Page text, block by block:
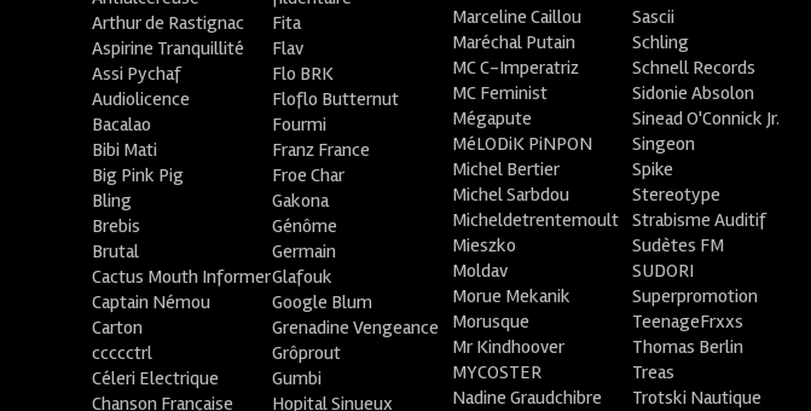
Arthur de Rastignac
Aspirine Tranquillité
Assi Pychaf
Audiolicence
Bacalao
Bibi Mati
Big Pink Pig
Bling
Brebis
Brutal
Cactus Mouth Informer
Captain Némou
Carton
ccccctrl
Céleri Electrique
Chanson Française
Fita
Flav
Flo BRK
Floflo Butternut
Fourmi
Franz France
Froe Char
Gakona
Génôme
Germain
Glafouk
Google Blum
Grenadine Vengeance
Grôprout
Gumbi
Hopital Sinueux
Marceline Caillou
Maréchal Putain
MC C-Imperatriz
MC Feminist
Mégapute
MéLODiK PiNPON
Michel Bertier
Michel Sarbdou
Micheldetrentemoult
Mieszko
Moldav
Morue Mekanik
Morusque
Mr Kindhoover
MYCOSTER
Nadine Graudchibre
Sascii
Schling
Schnell Records
Sidonie Absolon
Sinead O'Connick Jr.
Singeon
Spike
Stereotype
Strabisme Auditif
Sudètes FM
SUDORI
Superpromotion
TeenageFrxxs
Thomas Berlin
Treas
Trotski Nautique